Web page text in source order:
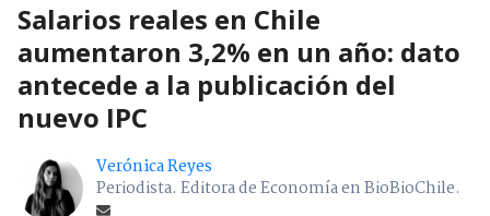
Salarios reales en Chile
aumentaron 3,2% en un año: dato
antecede a la publicación del
nuevo IPC
Verónica Reyes
Periodista. Editora de Economía en BioBioChile.